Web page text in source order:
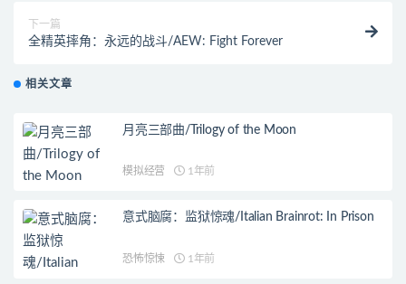
下一篇
全精英摔角：永远的战斗/AEW: Fight Forever
相关文章
月亮三部曲/Trilogy of the Moon
模拟经营 1年前
意式脑腐：监狱惊魂/Italian Brainrot: In Prison
恐怖惊悚 1年前